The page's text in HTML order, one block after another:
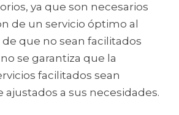
ya que son necesarios
de un servicio óptimo al
de que no sean facilitados
se garantiza que la
facilitados sean
a sus necesidades.